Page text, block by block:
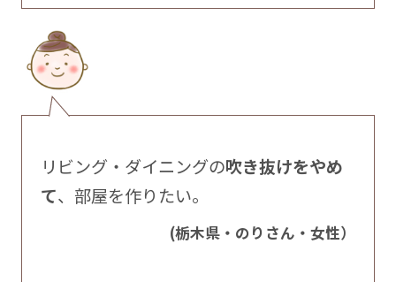
リビング・ダイニングの吹き抜けをやめ
て、部屋を作りたい。
(栃木県・のりさん・女性）